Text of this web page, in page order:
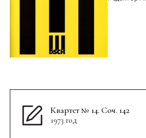
Квартет № 14. Соч. 142
1973 год